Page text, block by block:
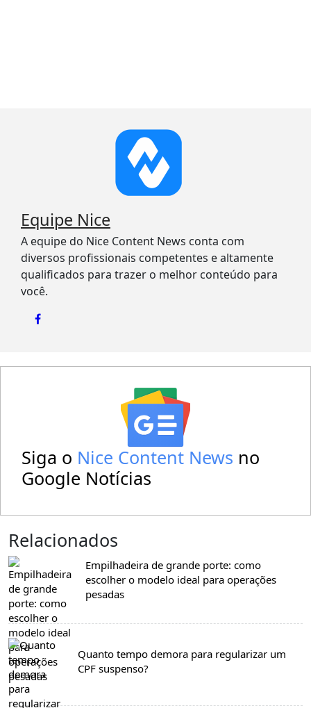
Equipe Nice
A equipe do Nice Content News conta com
diversos profissionais competentes e altamente
qualificados para trazer o melhor conteúdo para
você.
Siga o Nice Content News no
Google Notícias
Relacionados
Empilhadeira de grande porte: como
escolher o modelo ideal para operações
pesadas
Quanto tempo demora para regularizar um
CPF suspenso?